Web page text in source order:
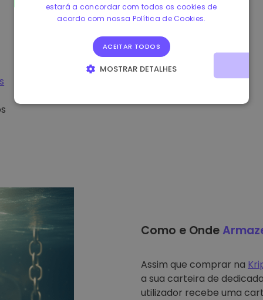
Como e Onde
Assim que comprar na
a sua carteira de
utilizador recebe uma
estará a concordar com todos os cookies de
acordo com nossa Política de Cookies.
ACEITAR TODOS
MOSTRAR DETALHES